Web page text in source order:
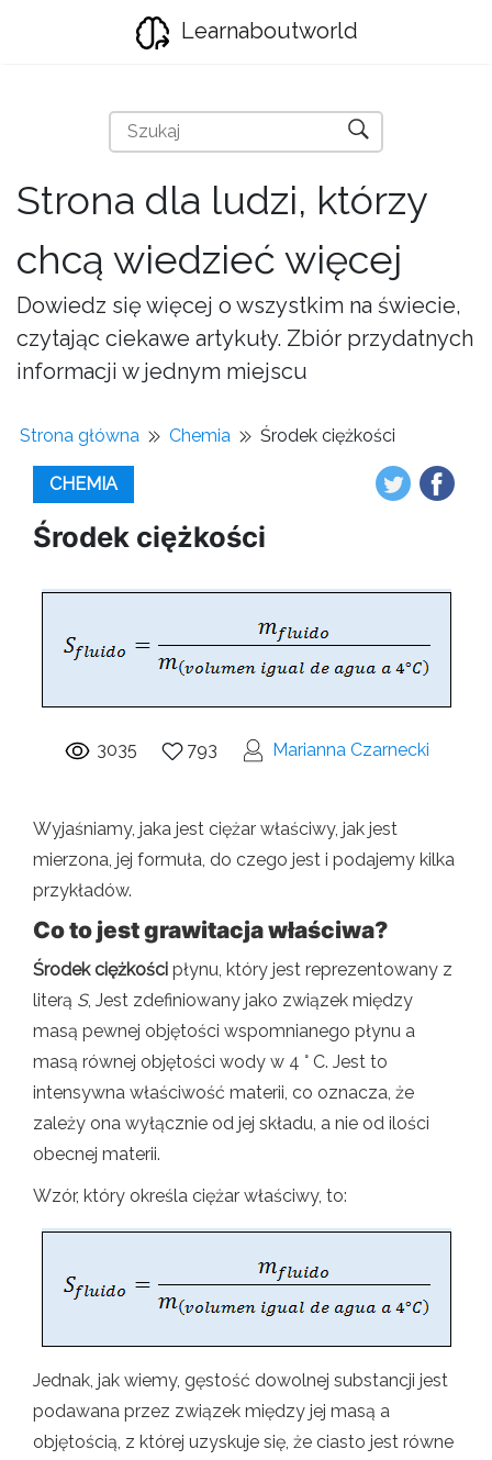
Learnaboutworld
Strona dla ludzi, którzy
chcą wiedzieć więcej
Dowiedz się więcej o wszystkim na świecie,
czytając ciekawe artykuły. Zbiór przydatnych
informacji w jednym miejscu
Strona główna Chemia Środek ciężkości
CHEMIA
Środek ciężkości
3035 793 Marianna Czarnecki
Wyjaśniamy, jaka jest ciężar właściwy, jak jest
mierzona, jej formuła, do czego jest i podajemy kilka
przykładów.
Co to jest grawitacja właściwa?
Środek ciężkości płynu, który jest reprezentowany z
literą S, Jest zdefiniowany jako związek między
masą pewnej objętości wspomnianego płynu a
masą równej objętości wody w 4 ° C. Jest to
intensywna właściwość materii, co oznacza, że ​​
zależy ona wyłącznie od jej składu, a nie od ilości
obecnej materii.
Wzór, który określa ciężar właściwy, to:
Jednak, jak wiemy, gęstość dowolnej substancji jest
podawana przez związek między jej masą a
objętością, z której uzyskuje się, że ciasto jest równe